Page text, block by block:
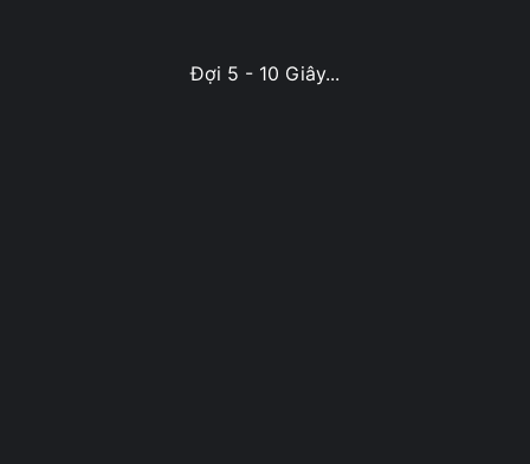
Đợi 5 - 10 Giây...